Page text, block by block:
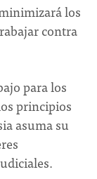
los
contra
para los
principios
asuma su